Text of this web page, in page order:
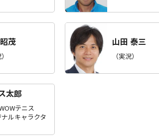
茂 山田 泰三
（実況）
太郎
テニス
ルキャラクタ